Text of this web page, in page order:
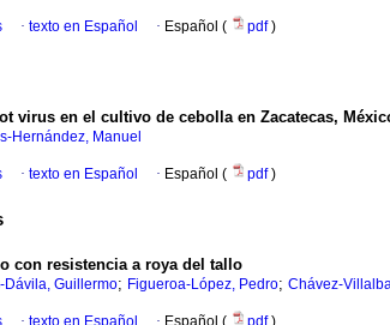
· texto en Español · Español ( pdf)
virus en el cultivo de cebolla en Zacatecas,
Hernández, Manuel
· texto en Español · Español ( pdf)
con resistencia a roya del tallo
Dávila, Guillermo; Figueroa-López, Pedro; Chávez-